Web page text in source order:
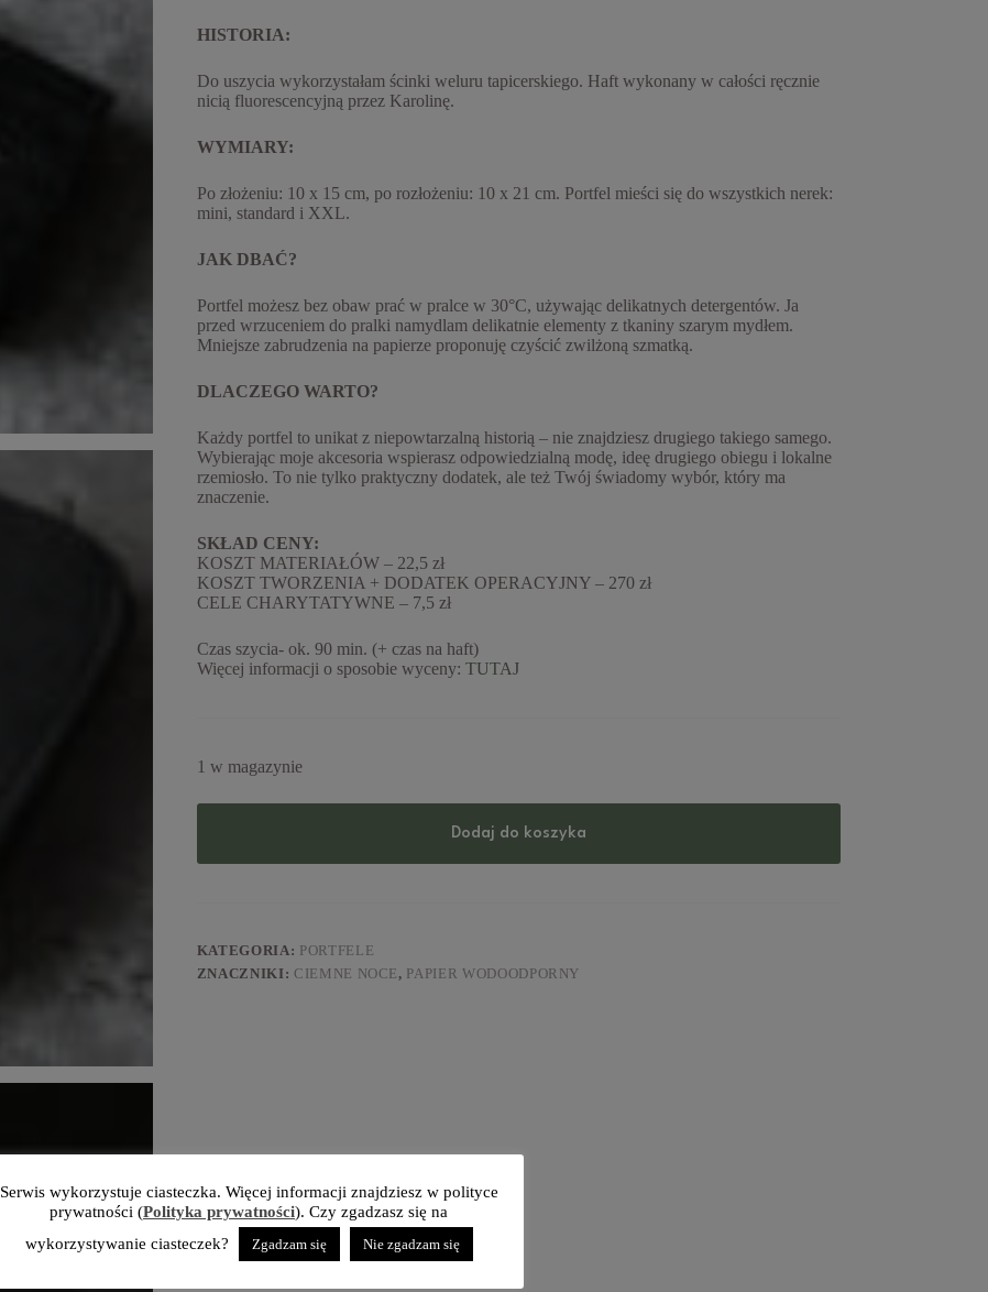
HISTORIA:
Do uszycia wykorzystałam ścinki weluru tapicerskiego. Haft wykonany w całości ręcznie
nicią fluorescencyjną przez Karolinę.
WYMIARY:
Po złożeniu: 10 x 15 cm, po rozłożeniu: 10 x 21 cm. Portfel mieści się do wszystkich nerek:
mini, standard i XXL.
JAK DBAĆ?
Portfel możesz bez obaw prać w pralce w 30°C, używając delikatnych detergentów. Ja
przed wrzuceniem do pralki namydlam delikatnie elementy z tkaniny szarym mydłem.
Mniejsze zabrudzenia na papierze proponuję czyścić zwilżoną szmatką.
DLACZEGO WARTO?
Każdy portfel to unikat z niepowtarzalną historią – nie znajdziesz drugiego takiego samego.
Wybierając moje akcesoria wspierasz odpowiedzialną modę, ideę drugiego obiegu i lokalne
rzemiosło. To nie tylko praktyczny dodatek, ale też Twój świadomy wybór, który ma
znaczenie.
SKŁAD CENY:
KOSZT MATERIAŁÓW – 22,5 zł
KOSZT TWORZENIA + DODATEK OPERACYJNY – 270 zł
CELE CHARYTATYWNE – 7,5 zł
Czas szycia- ok. 90 min. (+ czas na haft)
Więcej informacji o sposobie wyceny: TUTAJ
1 w magazynie
Dodaj do koszyka
KATEGORIA: PORTFELE
ZNACZNIKI: CIEMNE NOCE, PAPIER WODOODPORNY
Serwis wykorzystuje ciasteczka. Więcej informacji znajdziesz w polityce
prywatności (Polityka prywatności). Czy zgadzasz się na
wykorzystywanie ciasteczek?
Zgadzam się Nie zgadzam się